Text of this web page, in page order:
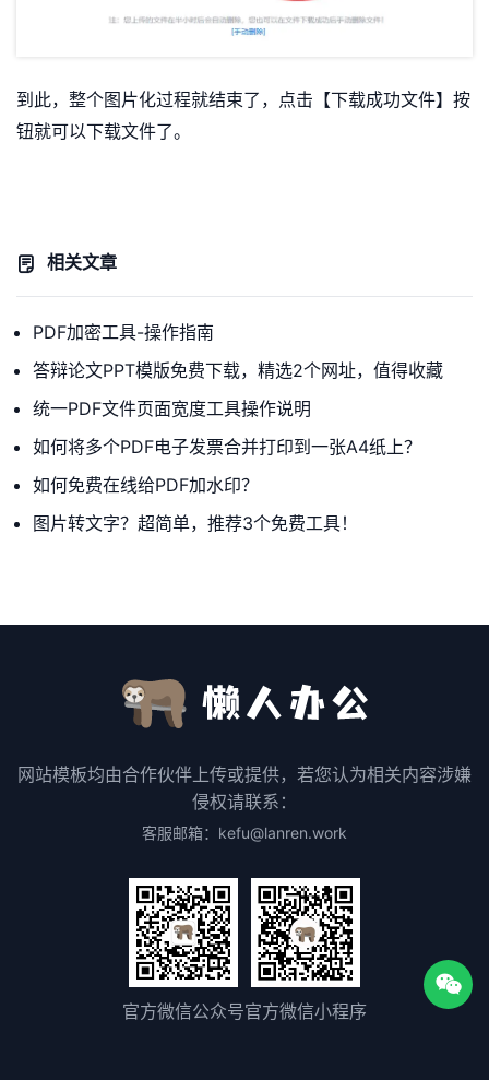
到此，整个图片化过程就结束了，点击【下载成功文件】按
钮就可以下载文件了。
相关文章
PDF加密工具-操作指南
答辩论文PPT模版免费下载，精选2个网址，值得收藏
统一PDF文件页面宽度工具操作说明
如何将多个PDF电子发票合并打印到一张A4纸上？
如何免费在线给PDF加水印？
图片转文字？超简单，推荐3个免费工具！
网站模板均由合作伙伴上传或提供，若您认为相关内容涉嫌
侵权请联系：
客服邮箱：kefu@lanren.work
官方微信公众号官方微信小程序